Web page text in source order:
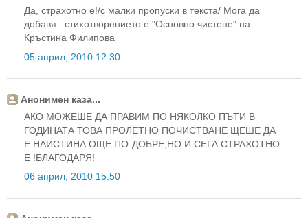
Да, страхотно е!/с малки пропуски в текста/ Мога да
добавя : стихотворението е "Основно чистене" на
Кръстина Филипова
05 април, 2010 12:30
Анонимен каза...
АКО МОЖЕШЕ ДА ПРАВИМ ПО НЯКОЛКО ПЪТИ В
ГОДИНАТА ТОВА ПРОЛЕТНО ПОЧИСТВАНЕ ЩЕШЕ ДА
Е НАИСТИНА ОЩЕ ПО-ДОБРЕ,НО И СЕГА СТРАХОТНО
Е !БЛАГОДАРЯ!
06 април, 2010 15:50